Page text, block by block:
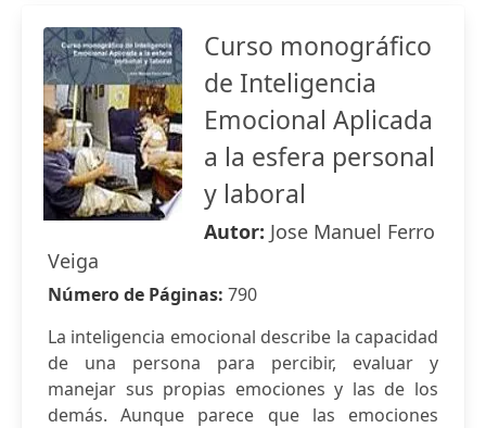
Curso monográfico
de Inteligencia
Emocional Aplicada
a la esfera personal
y laboral
Autor: Jose Manuel Ferro
Veiga
Número de Páginas: 790
La inteligencia emocional describe la capacidad
de una persona para percibir, evaluar y
manejar sus propias emociones y las de los
demás. Aunque parece que las emociones